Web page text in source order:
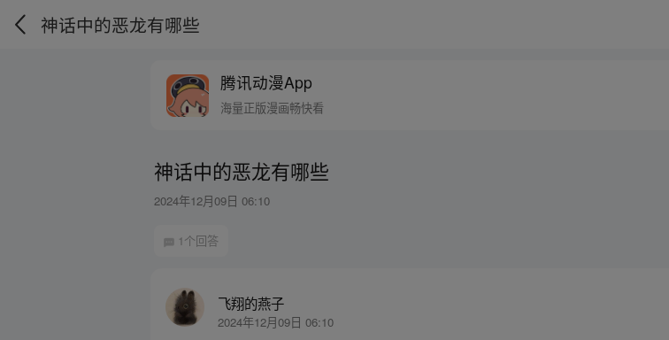
神话中的恶龙有哪些
腾讯动漫App
海量正版漫画畅快看
神话中的恶龙有哪些
2024年12月09日 06:10
1个回答
飞翔的燕子
2024年12月09日 06:10